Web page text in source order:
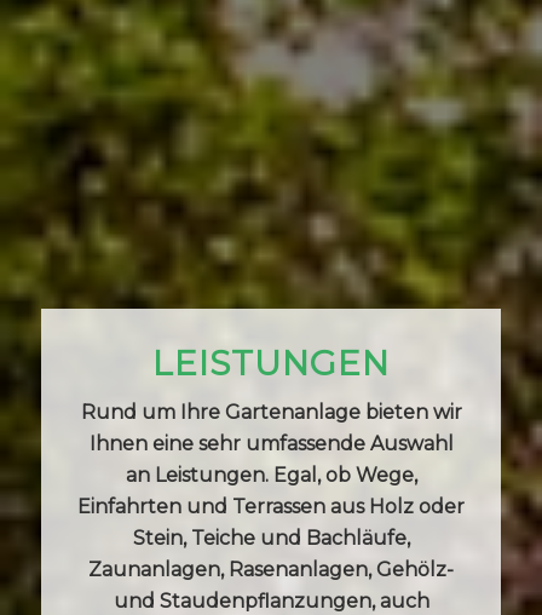
LEISTUNGEN
Rund um Ihre Gartenanlage bieten wir
Ihnen eine sehr umfassende Auswahl
an Leistungen. Egal, ob Wege,
Einfahrten und Terrassen aus Holz oder
Stein, Teiche und Bachläufe,
Zaunanlagen, Rasenanlagen, Gehölz-
und Staudenpflanzungen, auch